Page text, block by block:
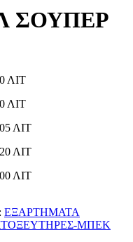
ΣΟΥΠΕΡ
ΛΙΤ
ΛΙΤ
ΛΙΤ
ΛΙΤ
ΛΙΤ
ΕΞΑΡΤΗΜΑΤΑ
ΜΠΕΚ